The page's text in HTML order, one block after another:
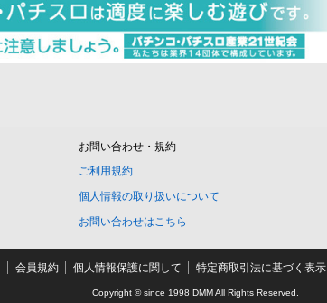
お問い合わせ・規約
ご利用規約
個人情報の取り扱いについて
お問い合わせはこちら
会員規約 個人情報保護に関して 特定商取引法に基づく表示
Copyright © since 1998 DMM All Rights Reserved.